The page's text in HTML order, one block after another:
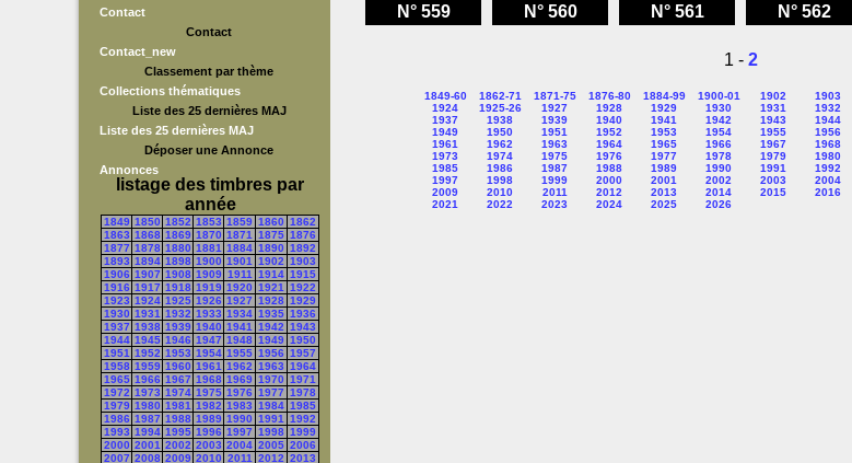
Contact
Contact
Contact_new
Classement par thème
Collections thématiques
Liste des 25 dernières MAJ
Liste des 25 dernières MAJ
Déposer une Annonce
Annonces
listage des timbres par
année
1849 1850 1852 1853 1859 1860 1862
1863 1868 1869 1870 1871 1875 1876
1877 1878 1880 1881 1884 1890 1892
1893 1894 1898 1900 1901 1902 1903
1906 1907 1908 1909 1911 1914 1915
1916 1917 1918 1919 1920 1921
1922
1923 1924 1925 1926 1927 1928 1929
1930 1931 1932 1933 1934 1935 1936
1937 1938 1939 1940 1941 1942 1943
1944 1945 1946 1947 1948 1949 1950
1951 1952 1953 1954 1955 1956 1957
1958 1959 1960 1961 1962 1963 1964
1965 1966 1967 1968 1969 1970 1971
1972 1973 1974 1975 1976 1977 1978
1979 1980 1981 1982 1983 1984 1985
1986 1987 1988 1989 1990 1991
1992
1993 1994 1995 1996 1997 1998 1999
2000 2001 2002 2003 2004 2005 2006
2007 2008 2009 2010 2011 2012 2013
N° 559 N° 560 N° 561 N° 562
1 - 2
1849-60 1862-71 1871-75 1876-80 1884-99 1900-01 1902 1903
1924
1925-26 1927 1928 1929 1930 1931 1932
1937
1938 1939 1940 1941 1942 1943 1944
1949
1950 1951 1952 1953 1954 1955 1956
1961
1962 1963 1964 1965 1966 1967 1968
1973
1974 1975 1976 1977 1978 1979 1980
1985
1986 1987 1988 1989 1990 1991 1992
1997
1998 1999 2000 2001 2002 2003 2004
2009
2010 2011 2012 2013 2014 2015 2016
2021
2022 2023 2024 2025 2026